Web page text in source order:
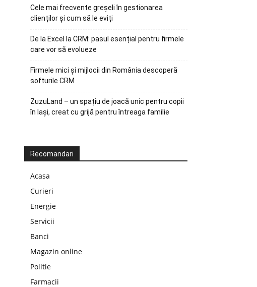
Cele mai frecvente greșeli în gestionarea
clienților și cum să le eviți
De la Excel la CRM: pasul esențial pentru firmele
care vor să evolueze
Firmele mici și mijlocii din România descoperă
softurile CRM
ZuzuLand – un spațiu de joacă unic pentru copii
în Iași, creat cu grijă pentru întreaga familie
Recomandari
Acasa
Curieri
Energie
Servicii
Banci
Magazin online
Politie
Farmacii